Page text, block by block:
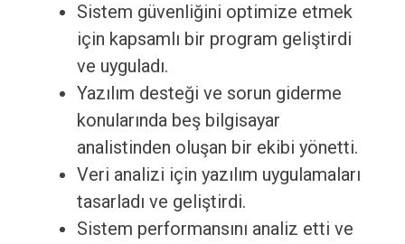
Sistem güvenliğini optimize etmek
için kapsamlı bir program geliştirdi
ve uyguladı.
Yazılım desteği ve sorun giderme
konularında beş bilgisayar
analistinden oluşan bir ekibi yönetti.
Veri analizi için yazılım uygulamaları
tasarladı ve geliştirdi.
Sistem performansını analiz etti ve